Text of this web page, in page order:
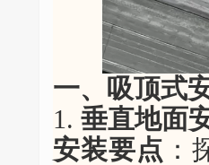
一、吸顶式
1. 垂直地面
安装要点 ：